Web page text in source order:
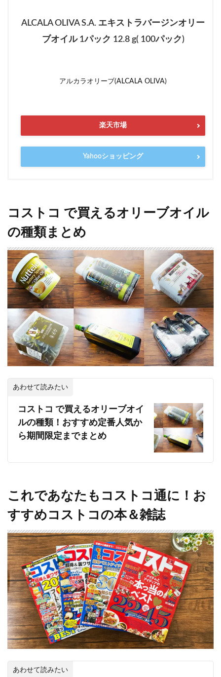
ALCALA OLIVA S.A. エキストラバージンオリー
ブオイル 1パック 12.8 g( 100パック)
アルカラオリーブ(ALCALA OLIVA)
楽天市場
Yahooショッピング
コストコ で買えるオリーブオイル
の種類まとめ
あわせて読みたい
コストコ で買えるオリーブオイ
ルの種類！おすすめ定番人気か
ら期間限定までまとめ
これであなたもコストコ通に！お
すすめコストコの本＆雑誌
あわせて読みたい